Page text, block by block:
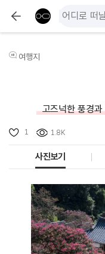
여행지
고즈넉한 풍경
1 1.8K
사진보기